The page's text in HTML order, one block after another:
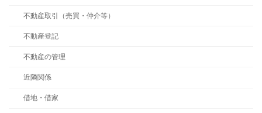
不動産取引（売買・仲介等）
不動産登記
不動産の管理
近隣関係
借地・借家